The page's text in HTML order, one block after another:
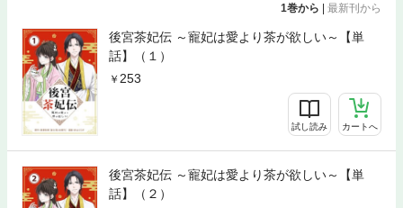
1巻から | 最新刊から
後宮茶妃伝 ～寵妃は愛より茶が欲しい～【単
話】（１）
253
試し読み カートへ
後宮茶妃伝 ～寵妃は愛より茶が欲しい～【単
話】（２）